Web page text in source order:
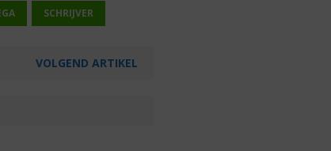
SCHRIJVER
VOLGEND ARTIKEL